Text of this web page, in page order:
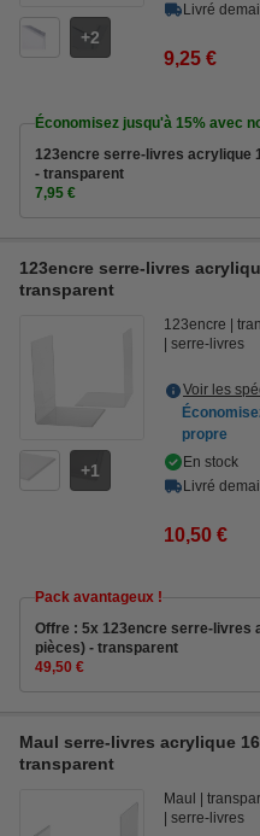
2
Livré
9,25 €
Économisez jusqu'à 15% avec
123encre serre-livres acrylique
- transparent
7,95 €
123encre serre-livres
transparent
1
123encre
serre-livres
Voir les
propre
En stock
Livré
10,50 €
Pack avantageux !
Offre : 5x 123encre serre-livres
pièces) - transparent
49,50 €
Maul serre-livres acrylique
transparent
Maul
serre-livres